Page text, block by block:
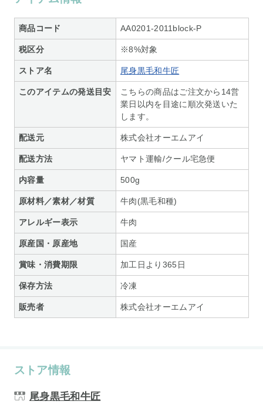
商品コード AA0201-2011block-P
税区分 ※8%対象
ストア名 尾身黒毛和牛匠
このアイテムの発送目安
こちらの商品はご注文から14営
業日以内を目途に順次発送いた
します。
配送元 株式会社オーエムアイ
配送方法 ヤマト運輸/クール宅急便
内容量 500g
原材料／素材／材質 牛肉(黒毛和種)
アレルギー表示 牛肉
原産国・原産地 国産
賞味・消費期限 加工日より365日
保存方法 冷凍
販売者 株式会社オーエムアイ
ストア情報
尾身黒毛和牛匠